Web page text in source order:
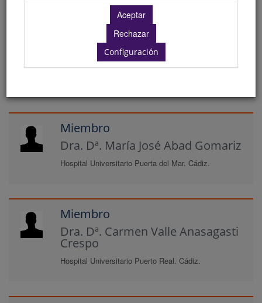
Configuración
Vicepresidente
Dr. D. Luis Moreno Corral
Miembro
Dra. Dª. María José Abad Gomariz
Hospital Universitario Puerta del Mar. Cádiz.
Miembro
Dra. Dª. Carmen Valle Anasagasti
Crespo
Hospital Universitario Puerto Real. Cádiz.